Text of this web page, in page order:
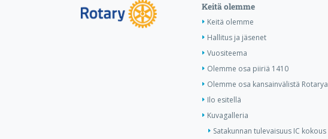
Keitä olemme
Keitä olemme
Hallitus ja jäsenet
Vuositeema
Olemme osa piiriä 1410
Olemme osa kansainvälistä Rotarya
Ilo esitellä
Kuvagalleria
Satakunnan tulevaisuus IC kokous